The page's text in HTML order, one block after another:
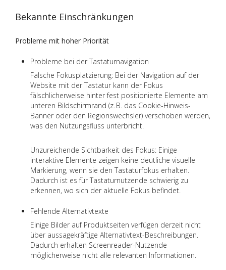
Bekannte Einschränkungen
Probleme mit hoher Priorität
Probleme bei der Tastaturnavigation
Falsche Fokusplatzierung: Bei der Navigation auf der
Website mit der Tastatur kann der Fokus
fälschlicherweise hinter fest positionierte Elemente am
unteren Bildschirmrand (z. B. das Cookie-Hinweis-
Banner oder den Regionswechsler) verschoben werden,
was den Nutzungsfluss unterbricht.
Unzureichende Sichtbarkeit des Fokus: Einige
interaktive Elemente zeigen keine deutliche visuelle
Markierung, wenn sie den Tastaturfokus erhalten.
Dadurch ist es für Tastaturnutzende schwierig zu
erkennen, wo sich der aktuelle Fokus befindet.
Fehlende Alternativtexte
Einige Bilder auf Produktseiten verfügen derzeit nicht
über aussagekräftige Alternativtext-Beschreibungen.
Dadurch erhalten Screenreader-Nutzende
möglicherweise nicht alle relevanten Informationen.